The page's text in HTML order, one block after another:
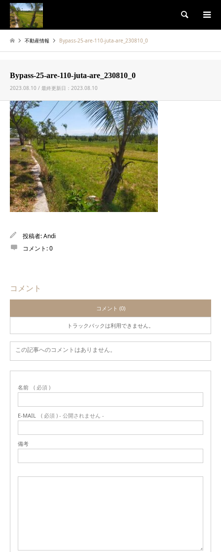
検索
不動産情報 Bypass-25-are-110-juta-are_230810_0
Bypass-25-are-110-juta-are_230810_0
2023.08.10 / 最終更新日：2023.08.10
投稿者:Andi
コメント:0
コメント
コメント (0)
トラックバックは利用できません。
この記事へのコメントはありません。
名前 ( 必須 )
E-MAIL ( 必須 ) - 公開されません -
備考